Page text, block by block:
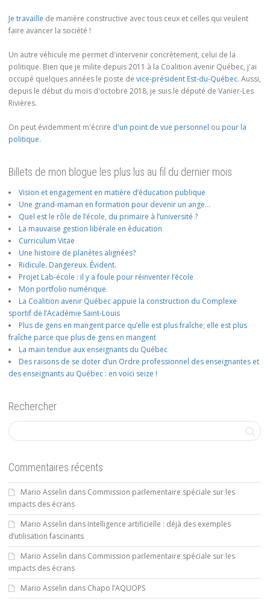
Je travaille de manière constructive avec tous ceux et celles qui veulent
faire avancer la société !
Un autre véhicule me permet d'intervenir concrètement, celui de la
politique. Bien que je milite depuis 2011 à la Coalition avenir Québec, j'ai
occupé quelques années le poste de vice-président Est-du-Québec. Aussi,
depuis le début du mois d'octobre 2018, je suis le député de Vanier-Les
Rivières.
On peut évidemment m'écrire d'un point de vue personnel ou pour la
politique.
Billets de mon blogue les plus lus au fil du dernier mois
Vision et engagement en matière d’éducation publique
Une grand-maman en formation pour devenir un ange…
Quel est le rôle de l’école, du primaire à l’université ?
La mauvaise gestion libérale en éducation
Curriculum Vitae
Une histoire de planètes alignées?
Ridicule. Dangereux. Évident.
Projet Lab-école : il y a foule pour réinventer l’école
Mon portfolio numérique
La Coalition avenir Québec appuie la construction du Complexe
sportif de l’Académie Saint-Louis
Plus de gens en mangent parce qu’elle est plus fraîche; elle est plus
fraîche parce que plus de gens en mangent
La main tendue aux enseignants du Québec
Des raisons de se doter d’un Ordre professionnel des enseignantes et
des enseignants au Québec : en voici seize !
Rechercher
Commentaires récents
Mario Asselin dans Commission parlementaire spéciale sur les
impacts des écrans
Mario Asselin dans Intelligence artificielle : déjà des exemples
d’utilisation fascinants
Mario Asselin dans Commission parlementaire spéciale sur les
impacts des écrans
Mario Asselin dans Chapo l’AQUOPS